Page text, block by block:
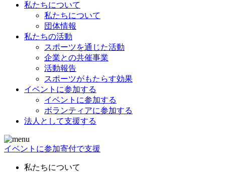
私たちについて
私たちについて
団体情報
私たちの活動
スポーツを通じた活動
企業との共催事業
活動報告
スポーツがもたらす効果
イベントに参加する
イベントに参加する
ボランティアに参加する
法人として支援する
イベントに参加寄付で支援
私たちについて